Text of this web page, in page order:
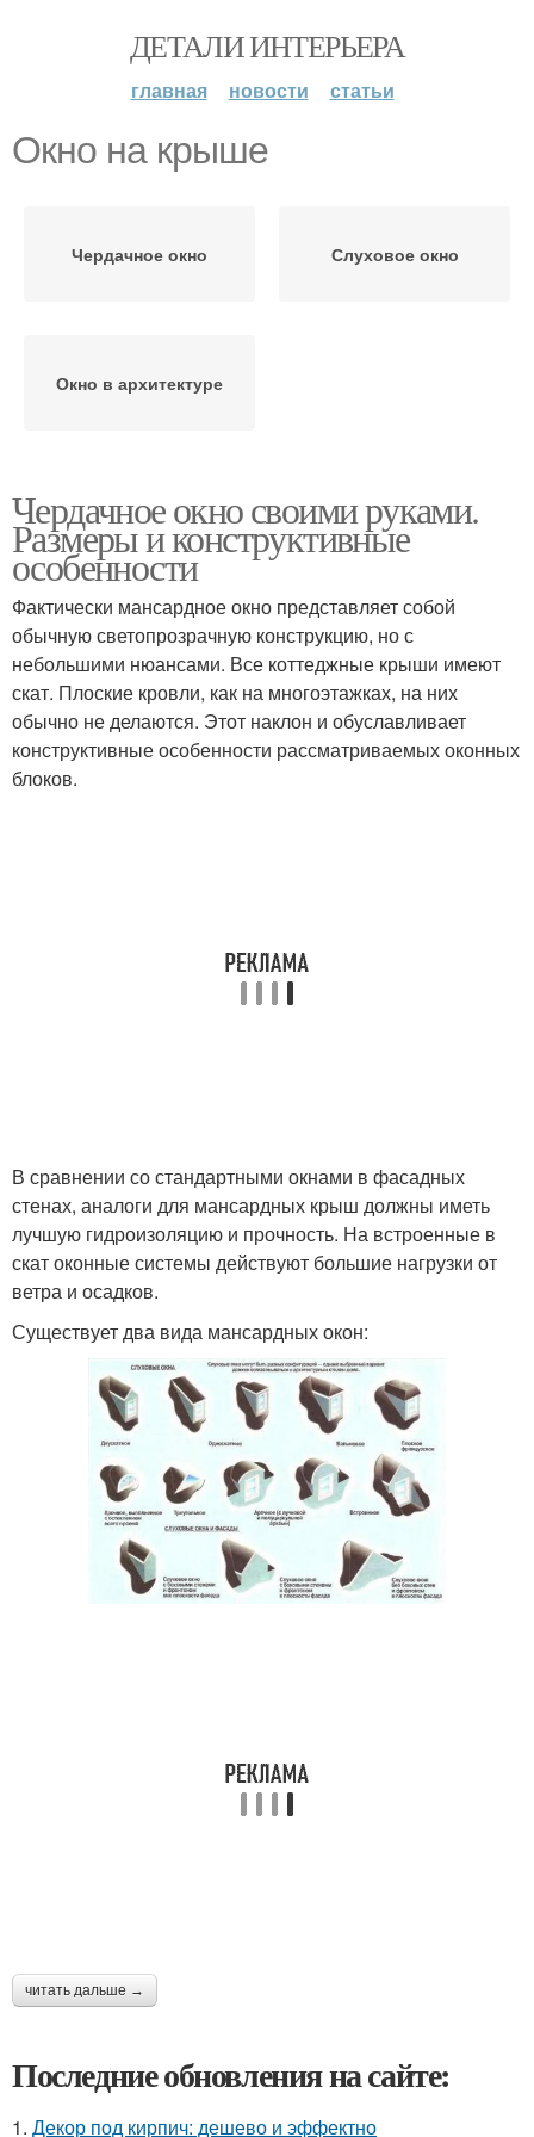
ДЕТАЛИ ИНТЕРЬЕРА
главная новости статьи
Окно на крыше
Чердачное окно Слуховое окно
Окно в архитектуре
Чердачное окно своими руками.
Размеры и конструктивные
особенности
Фактически мансардное окно представляет собой
обычную светопрозрачную конструкцию, но с
небольшими нюансами. Все коттеджные крыши имеют
скат. Плоские кровли, как на многоэтажках, на них
обычно не делаются. Этот наклон и обуславливает
конструктивные особенности рассматриваемых оконных
блоков.
В сравнении со стандартными окнами в фасадных
стенах, аналоги для мансардных крыш должны иметь
лучшую гидроизоляцию и прочность. На встроенные в
скат оконные системы действуют большие нагрузки от
ветра и осадков.
Существует два вида мансардных окон:
читать дальше →
Последние обновления на сайте:
1. Декор под кирпич: дешево и эффектно